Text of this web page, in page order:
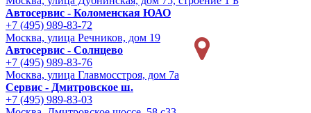
Автосервис - Коломенская ЮАО
+7 (495) 989-83-72
Москва, улица Речников, дом 19
Автосервис - Солнцево
+7 (495) 989-83-76
Москва, улица Главмосстроя, дом 7а
Сервис - Дмитровское ш.
+7 (495) 989-83-03